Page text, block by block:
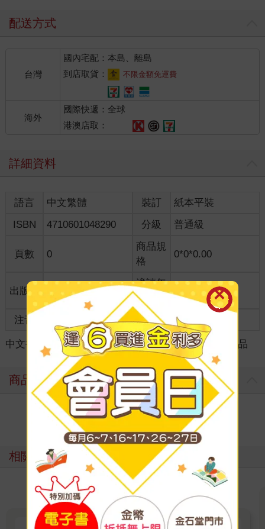
配送方式
台灣
國內宅配：本島、離島
到店取貨：
不限金額免運費
海外
國際快遞：全球
港澳店取：
詳細資料
語言 中文繁體 裝訂
紙本平裝
ISBN
4710601048290 分級 普通級
頁數 0
商品規
格
0*0*0.00
出版地 台灣
適讀年
齡
全齡適讀
注音 級別
中文書 ＞ 漫畫 ＞ 周邊/畫冊/攻略 ＞ 日系動漫精品
商品評價
寫評價
相關主題